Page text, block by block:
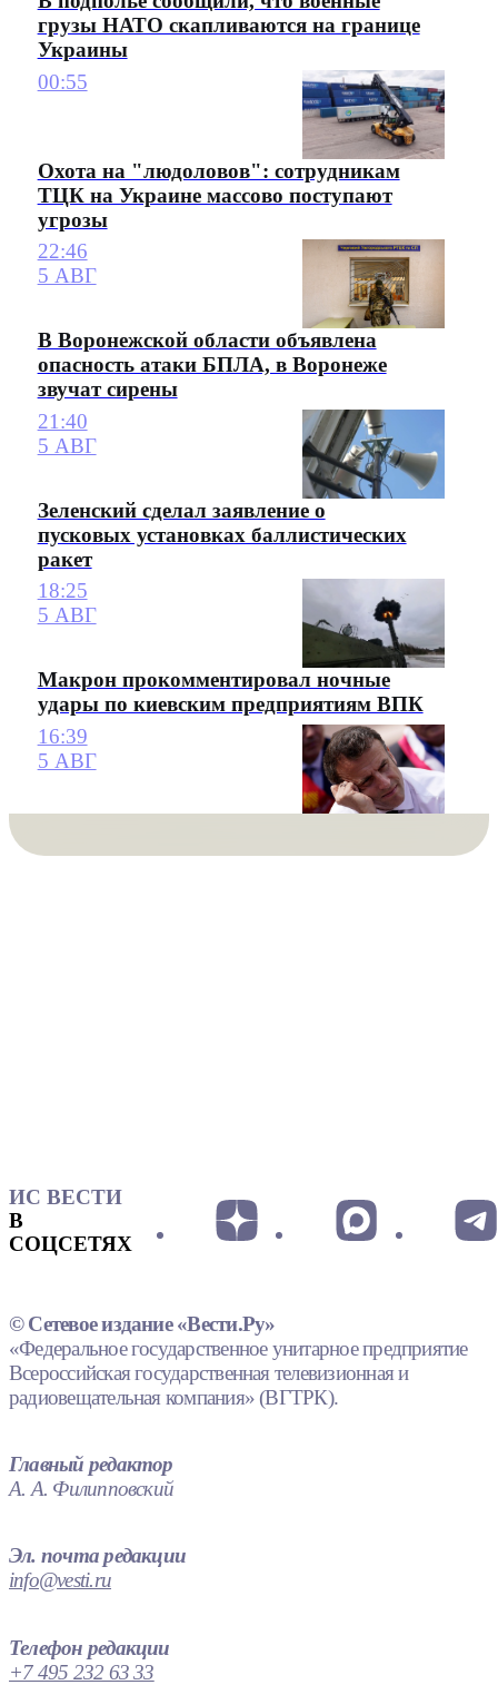
грузы НАТО скапливаются на границе
Украины
00:55
Охота на "людоловов": сотрудникам
ТЦК на Украине массово поступают
угрозы
22:46
5 АВГ
В Воронежской области объявлена
опасность атаки БПЛА, в Воронеже
звучат сирены
21:40
5 АВГ
Зеленский сделал заявление о
пусковых установках баллистических
ракет
18:25
5 АВГ
Макрон прокомментировал ночные
удары по киевским предприятиям ВПК
16:39
5 АВГ
ИС ВЕСТИ
В
СОЦСЕТЯХ
© Сетевое издание «Вести.Ру»
«Федеральное государственное унитарное предприятие
Всероссийская государственная телевизионная и
радиовещательная компания» (ВГТРК).
Главный редактор
А. А. Филипповский
Эл. почта редакции
info@vesti.ru
Телефон редакции
+7 495 232 63 33